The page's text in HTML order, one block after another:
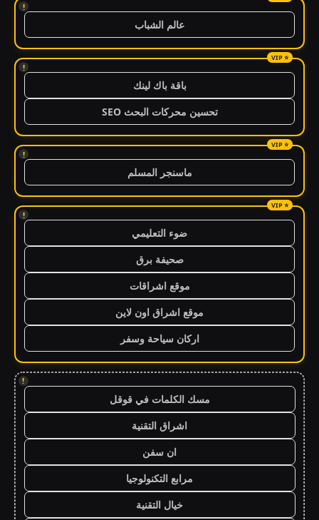
!
عالم الشباب
!
باقة باك لينك
تحسين محركات البحث SEO
!
ماسنجر المسلم
!
ضوء التعليمي
صحيفة برق
موقع اشراقات
موقع اشراق اون لاين
اركان سياحة وسفر
!
مسك الكلمات في قوقل
اشراق التقنية
ان سفن
مرابع التكنولوجيا
خيال التقنية